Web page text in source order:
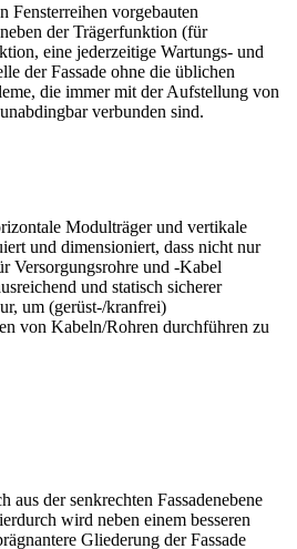
Fensterreihen vorgebauten
der Trägerfunktion (für
eine jederzeitige Wartungs- und
der Fassade ohne die üblichen
die immer mit der Aufstellung von
verbunden sind.
Modulträger und vertikale
und dimensioniert, dass nicht nur
Versorgungsrohre und -Kabel
und statisch sicherer
um (gerüst-/kranfrei)
von Kabeln/Rohren durchführen zu
aus der senkrechten Fassadenebene
wird neben einem besseren
Gliederung der Fassade